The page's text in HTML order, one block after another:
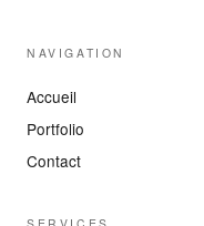
NAVIGATION
Accueil
Portfolio
Contact
SERVICES